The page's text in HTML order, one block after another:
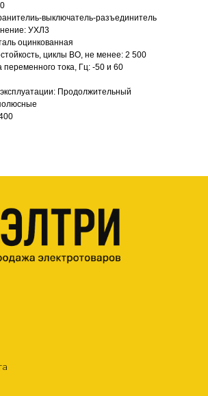
выключатель-разъединитель
УХЛ3
оцинкованная
циклы ВО, не менее: 2 500
переменного тока, Гц: -50 и 60
Продолжительный